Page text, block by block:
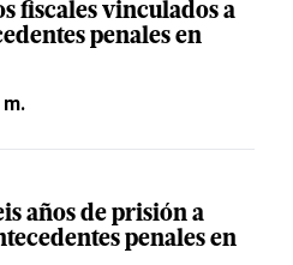
fiscales vinculados a
penales en
m.
años de prisión a
penales en